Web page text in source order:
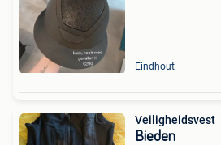
Eindhout
Veiligheidsvest
Bieden